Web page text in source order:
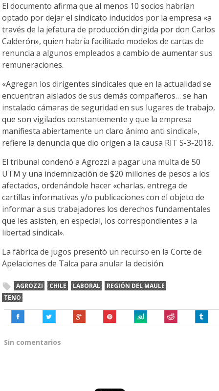
El documento afirma que al menos 10 socios habrían
optado por dejar el sindicato inducidos por la empresa «a
través de la jefatura de producción dirigida por don Carlos
Calderón», quien habría facilitado modelos de cartas de
renuncia a algunos empleados a cambio de aumentar sus
remuneraciones.
«Agregan los dirigentes sindicales que en la actualidad se
encuentran aislados de sus demás compañeros… se han
instalado cámaras de seguridad en sus lugares de trabajo,
que son vigilados constantemente y que la empresa
manifiesta abiertamente un claro ánimo anti sindical»,
refiere la denuncia que dio origen a la causa RIT S-3-2018.
El tribunal condenó a Agrozzi a pagar una multa de 50
UTM y una indemnización de $20 millones de pesos a los
afectados, ordenándole hacer «charlas, entrega de
cartillas informativas y/o publicaciones con el objeto de
informar a sus trabajadores los derechos fundamentales
que les asisten, en especial, los correspondientes a la
libertad sindical».
La fábrica de jugos presentó un recurso en la Corte de
Apelaciones de Talca para anular la decisión.
AGROZZI CHILE LABORAL
REGIÓN DEL MAULE
TENO
Sin comentarios